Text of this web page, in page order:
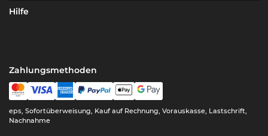
Hilfe
Zahlungsmethoden
eps, Sofortüberweisung, Kauf auf Rechnung, Vorauskasse, Lastschrift,
Nachnahme